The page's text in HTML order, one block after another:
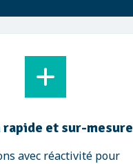
et sur-mesure
avec réactivité pour